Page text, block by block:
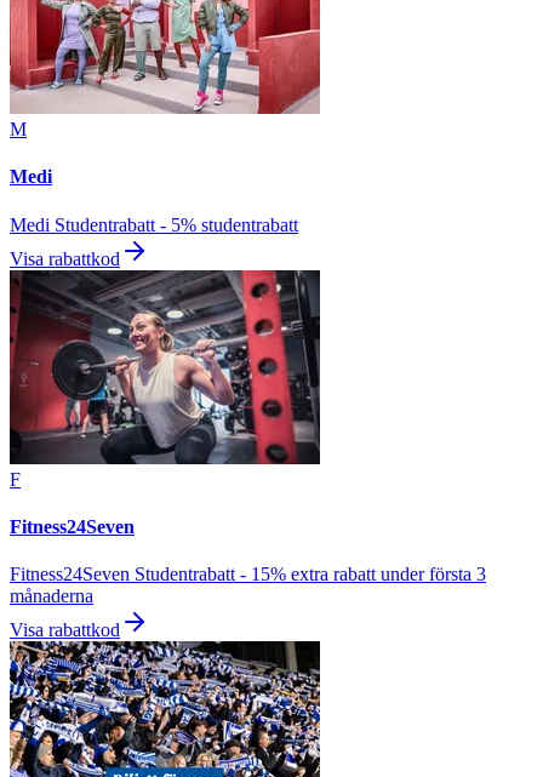
M
Medi
Medi Studentrabatt - 5% studentrabatt
Visa rabattkod
F
Fitness24Seven
Fitness24Seven Studentrabatt - 15% extra rabatt under första 3
månaderna
Visa rabattkod